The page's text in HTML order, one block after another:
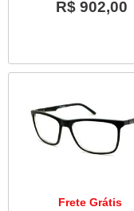
R$ 902,00
Frete Grátis